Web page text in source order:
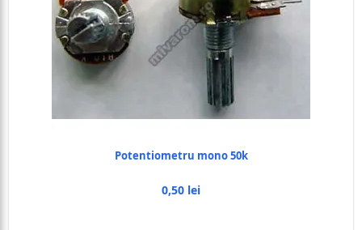
Potentiometru mono 50k
0,50 lei